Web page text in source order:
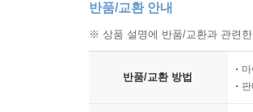
반품/교환 안내
※ 상품 설명에 반품/교환과 관련
반품/교환 방법